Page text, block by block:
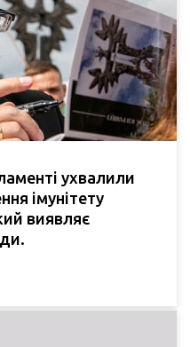
ухвалили
імунітету
виявляє